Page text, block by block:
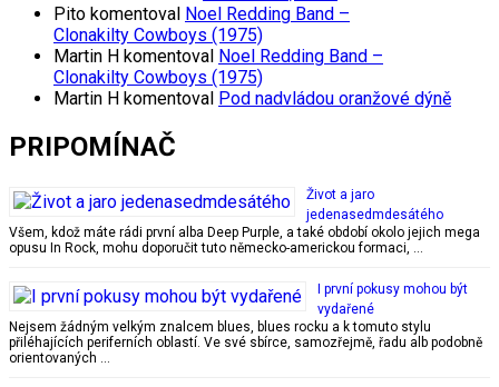
Pito komentoval Noel Redding Band –
Clonakilty Cowboys (1975)
Martin H komentoval Noel Redding Band –
Clonakilty Cowboys (1975)
Martin H komentoval Pod nadvládou oranžové dýně
PRIPOMÍNAČ
Život a jaro
jedenasedmdesátého
Všem, kdož máte rádi první alba Deep Purple, a také období okolo jejich mega
opusu In Rock, mohu doporučit tuto německo-americkou formaci, …
I první pokusy mohou být
vydařené
Nejsem žádným velkým znalcem blues, blues rocku a k tomuto stylu
přiléhajících periferních oblastí. Ve své sbírce, samozřejmě, řadu alb podobně
orientovaných …